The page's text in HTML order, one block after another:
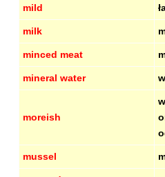
mild
milk
minced meat
mineral water
moreish
mussel